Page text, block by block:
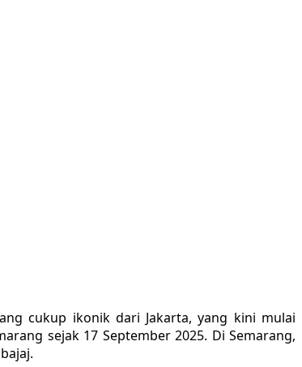
cukup ikonik dari Jakarta, yang kini mulai
sejak 17 September 2025. Di Semarang,